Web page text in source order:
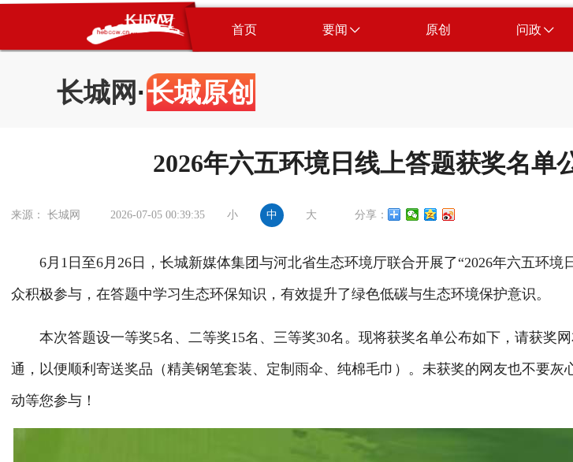
首页 要闻 原创 问政
长城网 ·长城原创
2026年六五环境日线上答题获奖名单
来源： 长城网 2026-07-05 00:39:35 小 中 大 分享：
6月1日至6月26日，长城新媒体集团与河北省生态环境厅联合开展了“2026年六五环境
众积极参与，在答题中学习生态环保知识，有效提升了绿色低碳与生态环境保护意识。
本次答题设一等奖5名、二等奖15名、三等奖30名。现将获奖名单公布如下，请获奖
通，以便顺利寄送奖品（精美钢笔套装、定制雨伞、纯棉毛巾）。未获奖的网友也不要灰
动等您参与！